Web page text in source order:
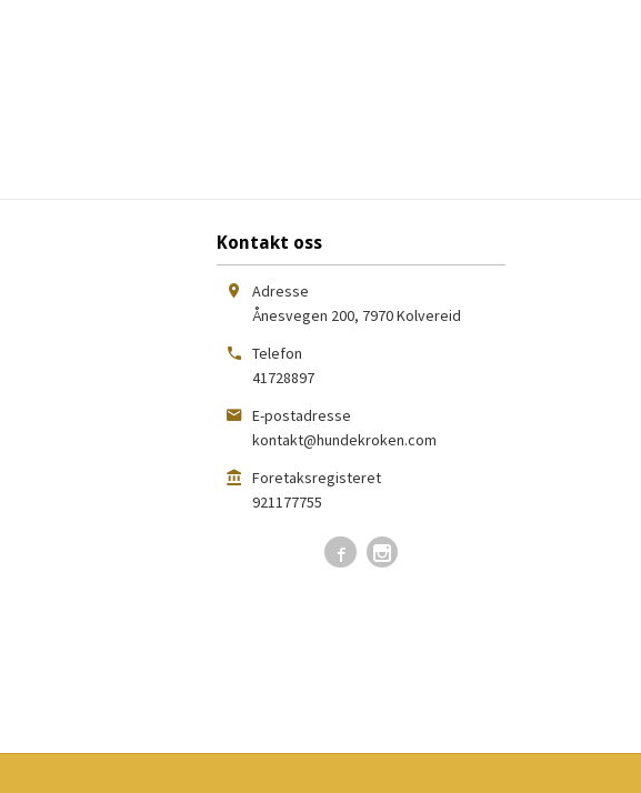
Kontakt oss
Adresse
Ånesvegen 200, 7970Kolvereid
Telefon
41728897
E-postadresse
kontakt@hundekroken.com
Foretaksregisteret
921177755